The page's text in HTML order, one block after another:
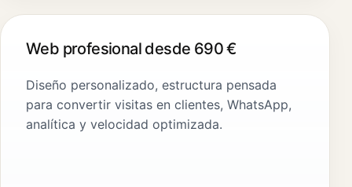
Web profesional desde 690 €
Diseño personalizado, estructura pensada
para convertir visitas en clientes, WhatsApp,
analítica y velocidad optimizada.